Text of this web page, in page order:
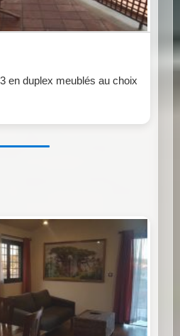
en duplex meublés au choix